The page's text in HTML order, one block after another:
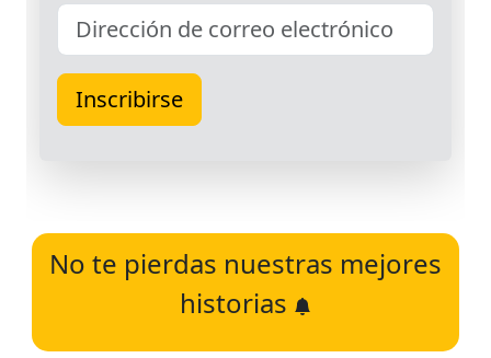
No te pierdas nuestras mejores
historias